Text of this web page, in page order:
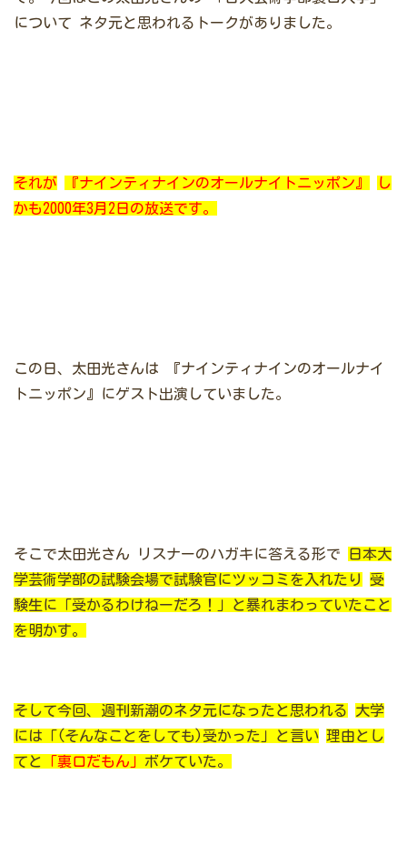
について ネタ元と思われるトークがありました。
それが 『ナインティナインのオールナイトニッポン』
し
かも2000年3月2日の放送です。
この日、太田光さんは 『ナインティナインのオールナイ
トニッポン』にゲスト出演していました。
そこで太田光さん リスナーのハガキに答える形で
日本大
学芸術学部の試験会場で試験官にツッコミを入れたり
受
験生に「受かるわけねーだろ！」と暴れまわっていたこと
を明かす。
そして今回、週刊新潮のネタ元になったと思われる
大学
には「(そんなことをしても)受かった」と言い 理由とし
てと
「裏口だもん」 ボケていた。